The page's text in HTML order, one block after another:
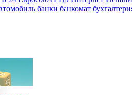
банки банкомат